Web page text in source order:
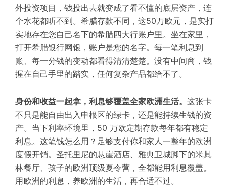
外投资项目，钱投出去就变成了看不懂的底层资产，连
个水花都听不到。希腊存款不同，这50万欧元，是实打
实地存在您自己名下的希腊四大行账户里。 坐在家里，
打开希腊银行网银，账户是您的名字。每一笔利息到
账、每一分钱的变动都看得清清楚楚。没有中间商，钱
握在自己手里的踏实，任何复杂产品都给不了。
身份和收益一起拿，利息够覆盖全家欧洲生活。 这张卡
不只是能自由出入申根区的绿卡，还是能持续生钱的资
产。当下利率环境里，50 万欧定期存款每年都有稳定
利息。这笔钱怎么用 ？ 足够支付你和家人一整年的欧洲
度假开销。圣托里尼的悬崖酒店、雅典卫城脚下的米其
林餐厅、孩子的欧洲顶级夏令营，全都能用利息覆盖。
用欧洲的利息，养欧洲的生活，再合适不过。